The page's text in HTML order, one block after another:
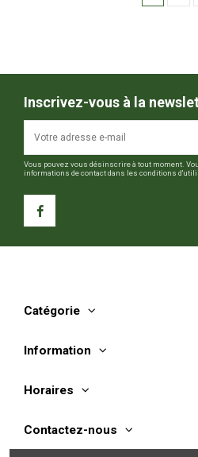
Inscrivez-vous à la
Vous pouvez vous désinscrire à tout moment.
informations de contact dans les conditions
Catégorie
Information
Horaires
Contactez-nous